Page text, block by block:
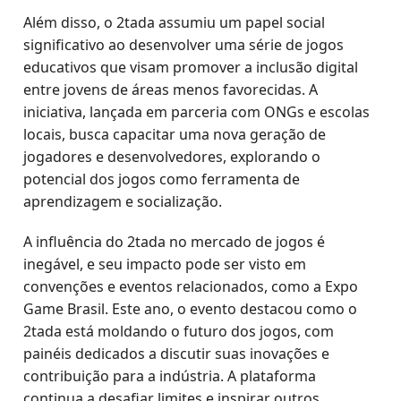
Além disso, o 2tada assumiu um papel social
significativo ao desenvolver uma série de jogos
educativos que visam promover a inclusão digital
entre jovens de áreas menos favorecidas. A
iniciativa, lançada em parceria com ONGs e escolas
locais, busca capacitar uma nova geração de
jogadores e desenvolvedores, explorando o
potencial dos jogos como ferramenta de
aprendizagem e socialização.
A influência do 2tada no mercado de jogos é
inegável, e seu impacto pode ser visto em
convenções e eventos relacionados, como a Expo
Game Brasil. Este ano, o evento destacou como o
2tada está moldando o futuro dos jogos, com
painéis dedicados a discutir suas inovações e
contribuição para a indústria. A plataforma